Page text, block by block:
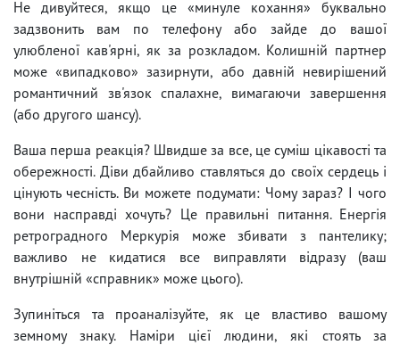
Не дивуйтеся, якщо це «минуле кохання» буквально
задзвонить вам по телефону або зайде до вашої
улюбленої кав'ярні, як за розкладом. Колишній партнер
може «випадково» зазирнути, або давній невирішений
романтичний зв'язок спалахне, вимагаючи завершення
(або другого шансу).
Ваша перша реакція? Швидше за все, це суміш цікавості та
обережності. Діви дбайливо ставляться до своїх сердець і
цінують чесність. Ви можете подумати: Чому зараз? І чого
вони насправді хочуть? Це правильні питання. Енергія
ретроградного Меркурія може збивати з пантелику;
важливо не кидатися все виправляти відразу (ваш
внутрішній «справник» може цього).
Зупиніться та проаналізуйте, як це властиво вашому
земному знаку. Наміри цієї людини, які стоять за